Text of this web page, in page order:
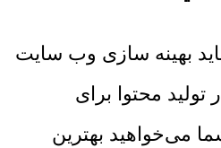
بهینه سازی وب سایت
محتوا برای
می‌خواهید بهترین